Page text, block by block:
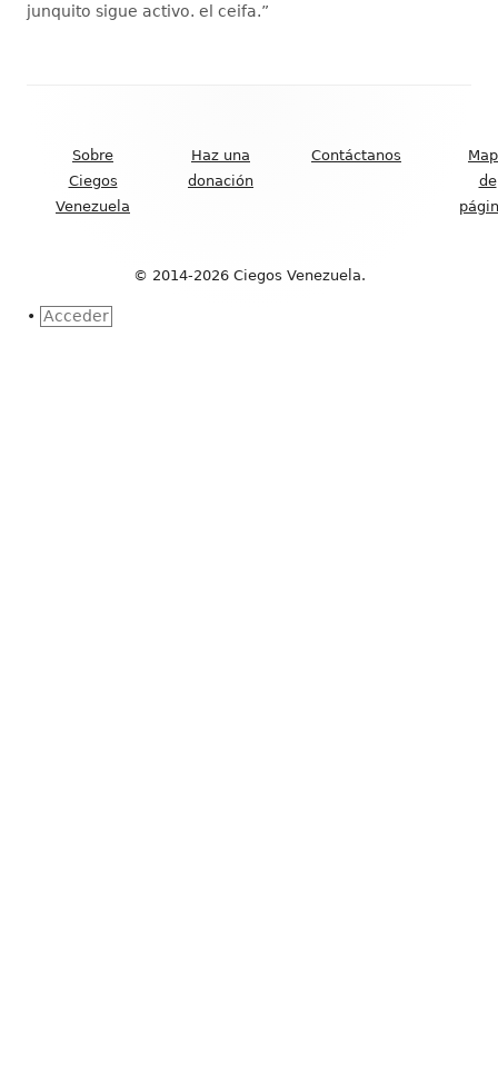
junquito sigue activo. el ceifa.”
Footer
Sobre
Ciegos
Venezuela
Haz una
donación
Contáctanos
de
© 2014-2026 Ciegos Venezuela.
• Acceder